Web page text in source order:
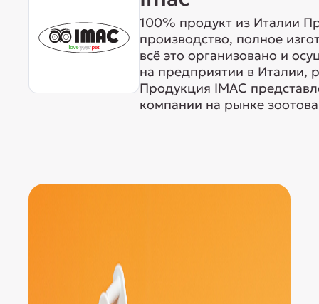
100% продукт из Италии
производство, полное
всё это организовано и
на предприятии в Италии,
Продукция IMAC
компании на рынке